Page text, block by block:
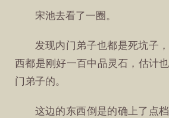
宋池去看了一圈。
发现内门弟子也都是死坑子
西都是刚好一百中品灵石，估计
门弟子的。
这边的东西倒是的确上了点